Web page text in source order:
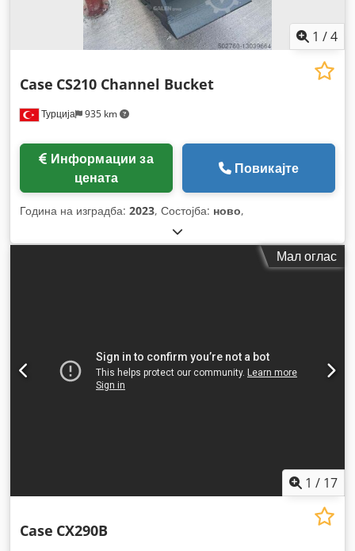
1 /4
Турција 935 km
Case CS210 Channel Bucket
цената
Повикајте
Година на изградба: 2023, Состојба: ново,
Мал оглас
1 / 17
Case CX290B